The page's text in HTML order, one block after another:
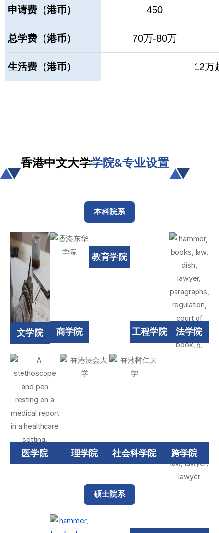
申请费（港币） 450
总学费（港币） 70万-80万
生活费（港币） 12万
香港中文大学学院&专业设置
本科院系
文学院 商学院
教育学院
工程学院 法学院
医学院 理学院 社会科学院 跨学院
硕士院系